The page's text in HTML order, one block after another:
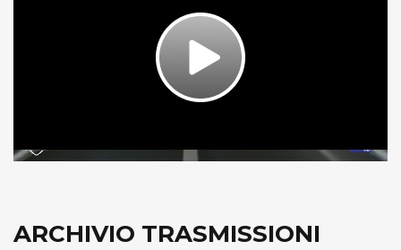
Play
Video
ARCHIVIO TRASMISSIONI